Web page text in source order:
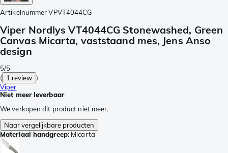
Artikelnummer VPVT4044CG
Viper Nordlys VT4044CG Stonewashed, Green
Canvas Micarta, vaststaand mes, Jens Anso
design
5/5
( 1 review )
Viper
Niet meer leverbaar
We verkopen dit product niet meer.
Naar vergelijkbare producten
Materiaal handgreep: Micarta